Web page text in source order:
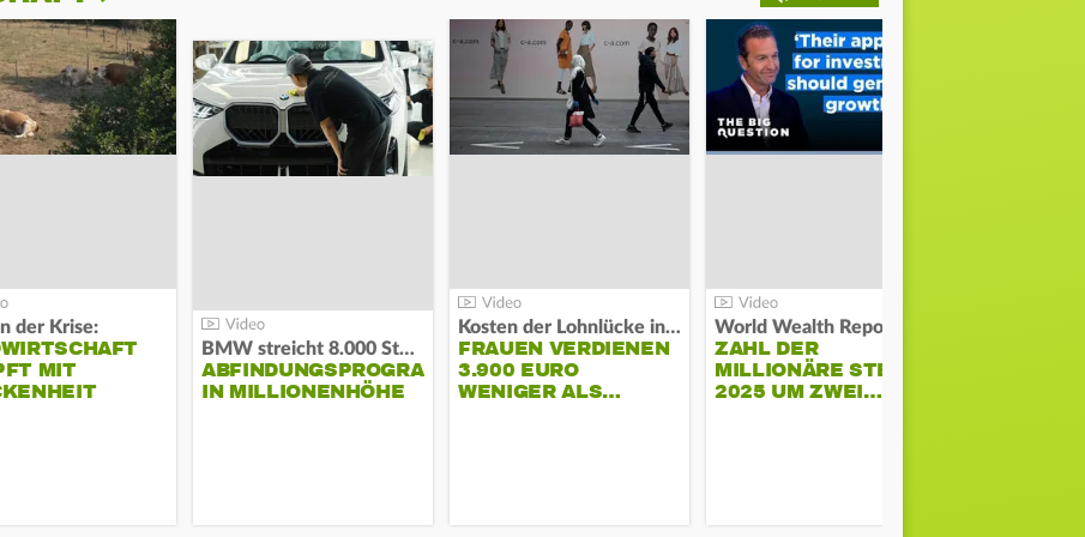
der Krise:
MIT
BMW streicht 8.000 Stellen:
ABFINDUNGSPROGRAMM
IN MILLIONENHÖHE
Kosten der Lohnlücke in der EU:
FRAUEN VERDIENEN
3.900 EURO
WENIGER ALS…
World Wealth Report:
ZAHL DER
MILLIONÄRE STEIGT
2025 UM ZWEI…